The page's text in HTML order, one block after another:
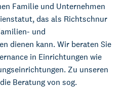
Familie und Unternehmen
das als Richtschnur
und
dienen kann. Wir beraten Sie
in Einrichtungen wie
Zu unseren
Beratung von sog.